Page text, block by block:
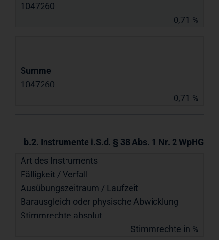
1047260
0,71 %
Summe
1047260
0,71 %
b.2. Instrumente i.S.d. § 38 Abs. 1 Nr. 2 WpHG
Art des Instruments
Fälligkeit / Verfall
Ausübungs­zeitraum / Laufzeit
Barausgleich oder physische Abwicklung
Stimmrechte absolut
Stimmrechte in %